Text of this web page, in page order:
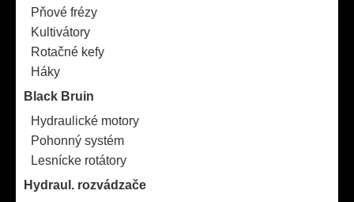
Pňové frézy
Kultivátory
Rotačné kefy
Háky
Black Bruin
Hydraulické motory
Pohonný systém
Lesnícke rotátory
Hydraul. rozvádzače